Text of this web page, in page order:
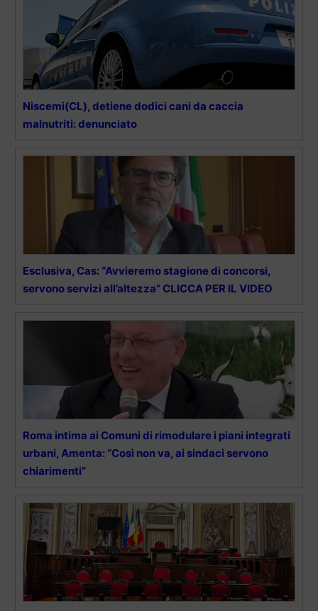
Niscemi(CL), detiene dodici cani da caccia
malnutriti: denunciato
Esclusiva, Cas: “Avvieremo stagione di concorsi,
servono servizi all’altezza” CLICCA PER IL VIDEO
Roma intima ai Comuni di rimodulare i piani integrati
urbani, Amenta: “Così non va, ai sindaci servono
chiarimenti”